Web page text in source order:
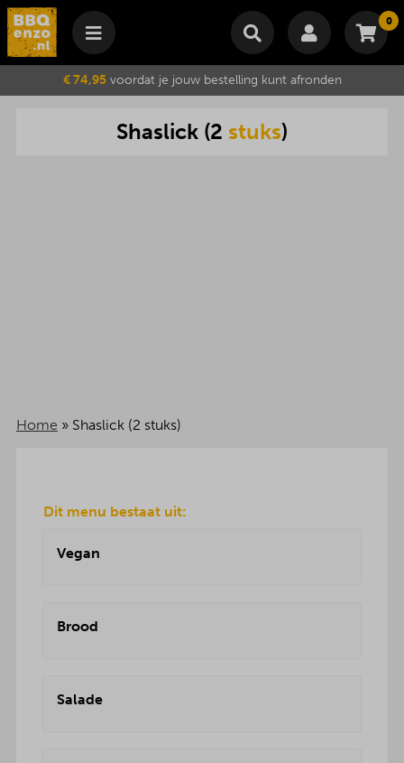
0
Winkelmand
Je winkelwagen is momenteel leeg.
Subtotaal €
Wijzig winkelmand Bestellen
€ 74,95voordat je jouw bestelling kunt afronden
Shaslick (2 stuks)
Home » Shaslick (2 stuks)
Dit menu bestaat uit:
Vegan
Brood
Salade